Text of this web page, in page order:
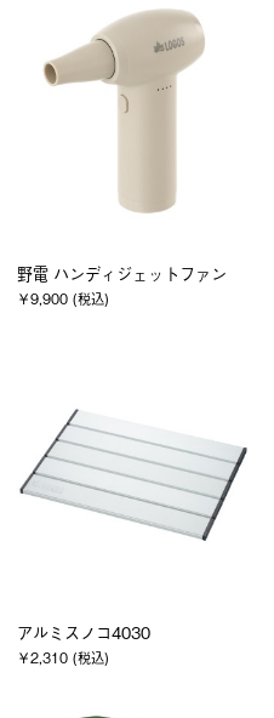
野電 ハンディジェットファン
￥9,900 (税込)
アルミスノコ4030
￥2,310 (税込)